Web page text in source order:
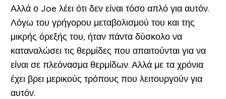
Αλλά ο Joe λέει ότι δεν είναι τόσο απλό για αυτόν.
Λόγω του γρήγορου μεταβολισμού του και της
μικρής όρεξής του, ήταν πάντα δύσκολο να
καταναλώσει τις θερμίδες που απαιτούνται για να
είναι σε πλεόνασμα θερμίδων. Αλλά με τα χρόνια
έχει βρει μερικούς τρόπους που λειτουργούν για
αυτόν.